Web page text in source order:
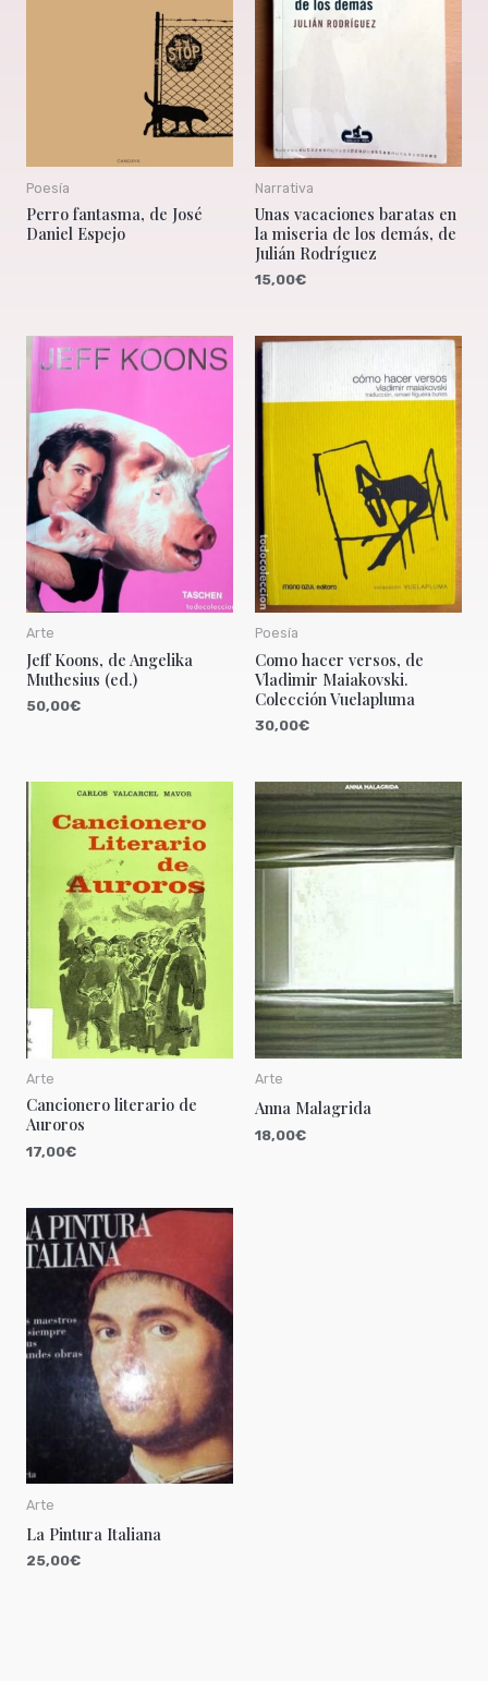
Poesía
Perro fantasma, de José
Daniel Espejo
Narrativa
Unas vacaciones baratas en
la miseria de los demás, de
Julián Rodríguez
15,00€
Arte
Jeff Koons, de Angelika
Muthesius (ed.)
50,00€
Poesía
Como hacer versos, de
Vladimir Maiakovski.
Colección Vuelapluma
30,00€
Arte
Cancionero literario de
Auroros
17,00€
Arte
Anna Malagrida
18,00€
Arte
La Pintura Italiana
25,00€